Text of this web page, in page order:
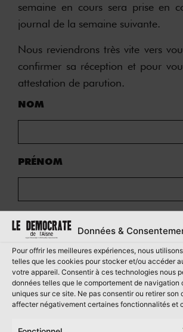
Données &
Pour offrir les meilleures expériences, nous
telles que les cookies pour stocker et/ou accéder
votre appareil. Consentir à ces technologies nous
données telles que le comportement de navigation
uniques sur ce site. Ne pas consentir ou retirer son
affecter négativement certaines fonctionnalités et
semaine en cours sera prise en
journal de la semaine suivante.
Nous reviendrons très vite vers
confirmer sa réception et pour
attestation de parution.
NOM
PRÉNOM
EMAIL
TÉLÉPHONE